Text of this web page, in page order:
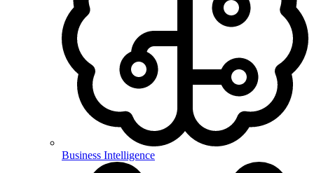
Business Intelligence